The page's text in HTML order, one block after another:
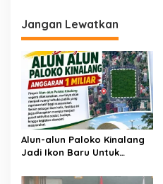
p
o
s
Jangan Lewatkan
Alun-alun Paloko Kinalang
Jadi Ikon Baru Untuk
Kotamobagu